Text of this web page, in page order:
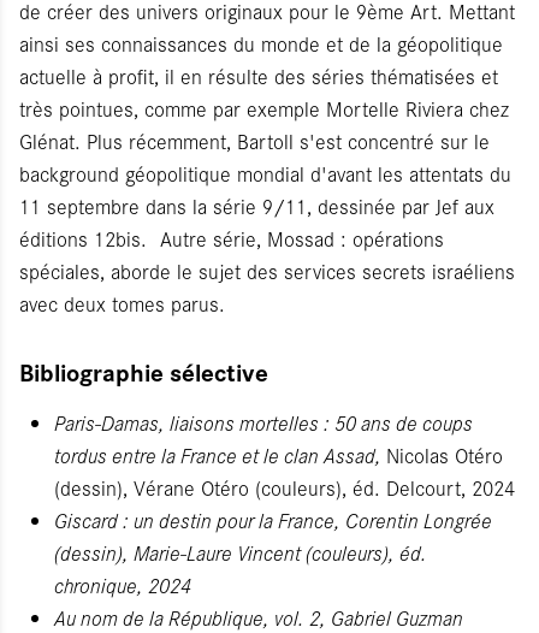
de créer des univers originaux pour le 9ème Art. Mettant
ainsi ses connaissances du monde et de la géopolitique
actuelle à profit, il en résulte des séries thématisées et
très pointues, comme par exemple Mortelle Riviera chez
Glénat. Plus récemment, Bartoll s'est concentré sur le
background géopolitique mondial d'avant les attentats du
11 septembre dans la série 9/11, dessinée par Jef aux
éditions 12bis. Autre série, Mossad : opérations
spéciales, aborde le sujet des services secrets israéliens
avec deux tomes parus.
Bibliographie sélective
Paris-Damas, liaisons mortelles : 50 ans de coups
tordus entre la France et le clan Assad, Nicolas Otéro
(dessin), Vérane Otéro (couleurs), éd. Delcourt, 2024
Giscard : un destin pour la France, Corentin Longrée
(dessin), Marie-Laure Vincent (couleurs), éd.
chronique, 2024
Au nom de la République, vol. 2, Gabriel Guzman